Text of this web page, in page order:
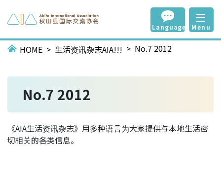
Language Menu
HOME 生活资讯杂志AIA!!! No.7 2012
No.7 2012
《AIA生活资讯杂志》用多种语言为大家提供与本地生活密
切相关的各类信息。